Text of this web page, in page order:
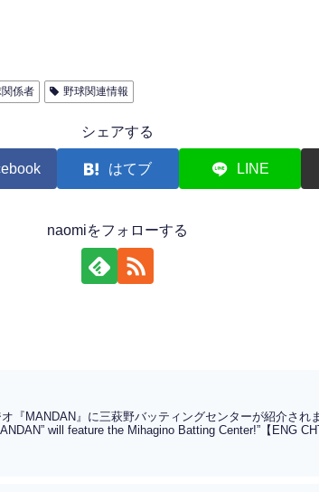
係者 野球関連情報
シェアする
はてブ LINE
naomiをフォローする
『MANDAN』に三萩野バッティングセンターが紹介され
will feature the Mihagino Batting Center!”【ENG